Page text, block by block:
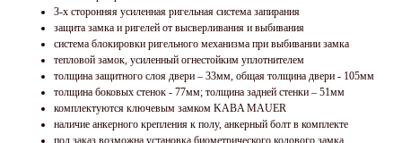
3-х сторонняя усиленная ригельная система запирания
защита замка и ригелей от высверливания и выбивания
система блокировки ригельного механизма при выбивании замка
тепловой замок, усиленный огнестойким уплотнителем
толщина защитного слоя двери – 33мм, общая толщина двери - 105мм
толщина боковых стенок - 77мм; толщина задней стенки – 51мм
комплектуются ключевым замком KABA MAUER
наличие анкерного крепления к полу, анкерный болт в комплекте